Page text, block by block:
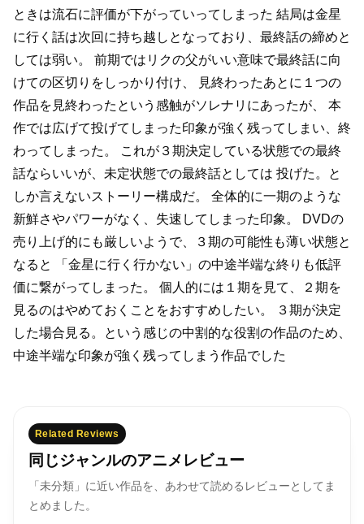
ときは流石に評価が下がっていってしまった 結局は金星
に行く話は次回に持ち越しとなっており、最終話の締めと
しては弱い。
前期ではリクの父がいい意味で最終話に向
けての区切りをしっかり付け、
見終わったあとに１つの
作品を見終わったという感触がソレナリにあったが、
本
作では広げて投げてしまった印象が強く残ってしまい、終
わってしまった。
これが３期決定している状態での最終
話ならいいが、未定状態での最終話としては 投げた。と
しか言えないストーリー構成だ。
全体的に一期のような
新鮮さやパワーがなく、失速してしまった印象。
DVDの
売り上げ的にも厳しいようで、３期の可能性も薄い状態と
なると
「金星に行く行かない」の中途半端な終りも低評
価に繋がってしまった。
個人的には１期を見て、２期を
見るのはやめておくことをおすすめしたい。
３期が決定
した場合見る。という感じの中割的な役割の作品のため、
中途半端な印象が強く残ってしまう作品でした
Related Reviews
同じジャンルのアニメレビュー
「未分類」に近い作品を、あわせて読めるレビューとしてま
とめました。